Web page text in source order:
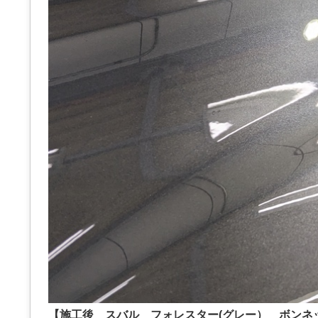
【施工後 スバル フォレスター(グレー） ボンネ